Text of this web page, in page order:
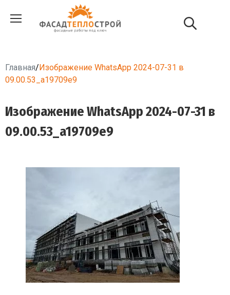
Главная/Изображение WhatsApp 2024-07-31 в
09.00.53_a19709e9
Изображение WhatsApp 2024-07-31 в
09.00.53_a19709e9